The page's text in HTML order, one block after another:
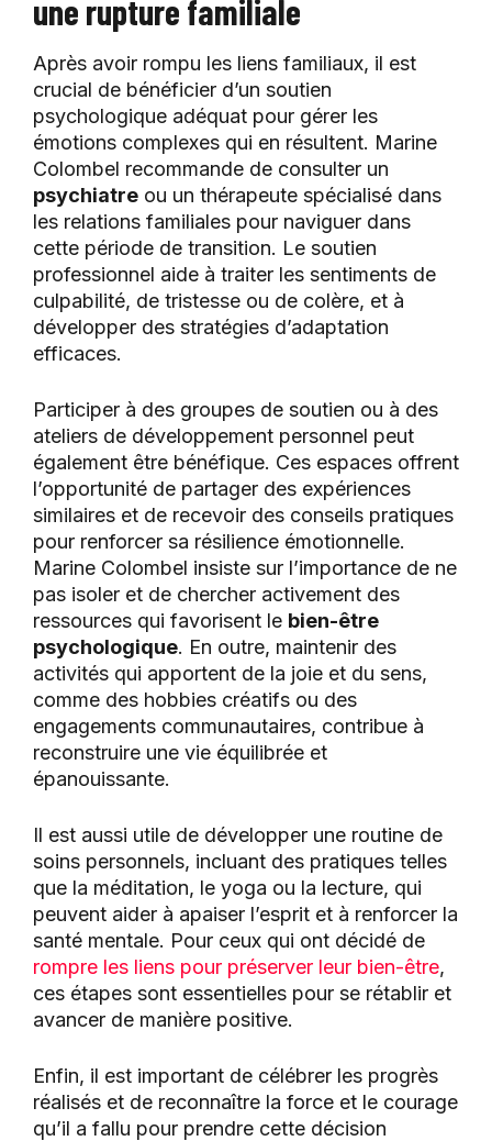
une rupture familiale
Après avoir rompu les liens familiaux, il est
crucial de bénéficier d’un soutien
psychologique adéquat pour gérer les
émotions complexes qui en résultent. Marine
Colombel recommande de consulter un
psychiatre ou un thérapeute spécialisé dans
les relations familiales pour naviguer dans
cette période de transition. Le soutien
professionnel aide à traiter les sentiments de
culpabilité, de tristesse ou de colère, et à
développer des stratégies d’adaptation
efficaces.
Participer à des groupes de soutien ou à des
ateliers de développement personnel peut
également être bénéfique. Ces espaces offrent
l’opportunité de partager des expériences
similaires et de recevoir des conseils pratiques
pour renforcer sa résilience émotionnelle.
Marine Colombel insiste sur l’importance de ne
pas isoler et de chercher activement des
ressources qui favorisent le bien-être
psychologique. En outre, maintenir des
activités qui apportent de la joie et du sens,
comme des hobbies créatifs ou des
engagements communautaires, contribue à
reconstruire une vie équilibrée et
épanouissante.
Il est aussi utile de développer une routine de
soins personnels, incluant des pratiques telles
que la méditation, le yoga ou la lecture, qui
peuvent aider à apaiser l’esprit et à renforcer la
santé mentale. Pour ceux qui ont décidé de
rompre les liens pour préserver leur bien-être,
ces étapes sont essentielles pour se rétablir et
avancer de manière positive.
Enfin, il est important de célébrer les progrès
réalisés et de reconnaître la force et le courage
qu’il a fallu pour prendre cette décision